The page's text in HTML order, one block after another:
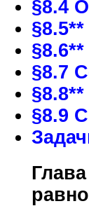
§8.4
§8.7
§8.9